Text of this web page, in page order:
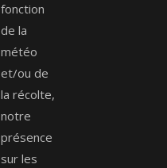
fonction
de la
météo
et/ou de
la récolte,
notre
présence
sur les